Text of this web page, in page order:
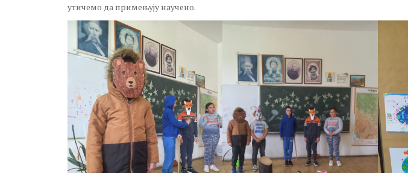
утичемо да примењују научено.